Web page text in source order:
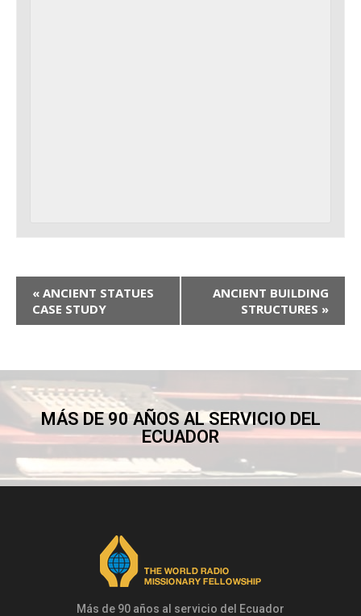
« ANCIENT STATUES
CASE STUDY
ANCIENT BUILDING
STRUCTURES »
MÁS DE 90 AÑOS AL SERVICIO DEL
ECUADOR
Más de 90 años al servicio del Ecuador